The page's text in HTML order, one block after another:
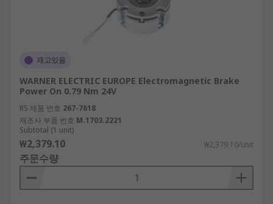
재고있음
WARNER ELECTRIC EUROPE Electromagnetic Brake
Power On 0.79 Nm 24V
RS 제품 번호 267-7618
제조사 부품 번호 M.1703.2221
Subtotal (1 unit)
₩2,379.10 ₩2,379.10/unit
주문수량